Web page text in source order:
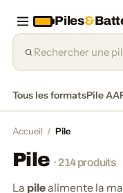
Piles&
Tous les formatsPile AA
Accueil / Pile
Pile · 214 produits
La pilealimente la